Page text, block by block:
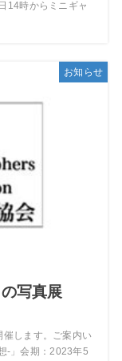
14時からミニギャ
お知らせ
写真展
催します。ご案内い
-」会期：2023年5